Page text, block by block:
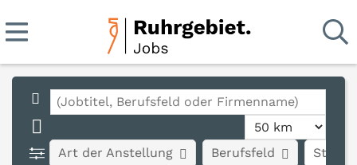
Stadt
Art der Anstellung Berufsfeld